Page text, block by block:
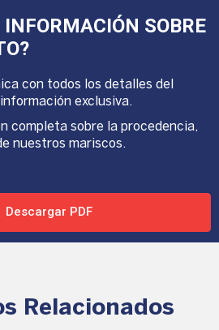
SOBRE
con todos los detalles del
exclusiva.
completa sobre la procedencia,
nuestros mariscos.
Descargar PDF
Relacionados